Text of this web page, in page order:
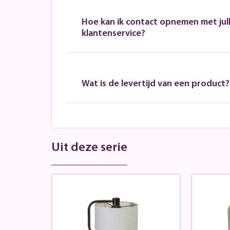
Hoe kan ik contact opnemen met
klantenservice?
Wat is de levertijd van een product?
Uit deze serie